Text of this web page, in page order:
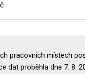
pracovních místech
dat proběhla dne 7. 8.